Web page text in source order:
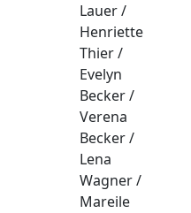
Lauer /
Henriette
Thier /
Evelyn
Becker /
Verena
Becker /
Lena
Wagner /
Mareile